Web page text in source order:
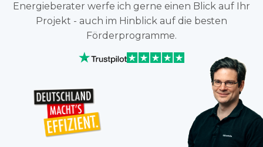
Energieberater werfe ich gerne einen Blick auf Ihr
Projekt - auch im Hinblick auf die besten
Förderprogramme.